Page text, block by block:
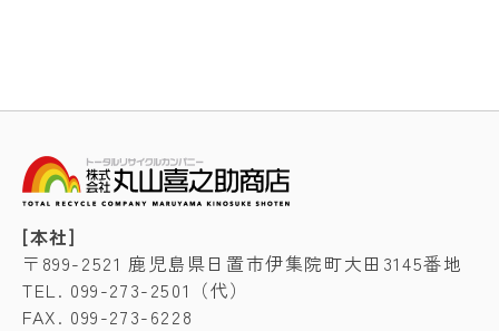
[本社]
〒899-2521 鹿児島県日置市伊集院町大田3145番地
TEL. 099-273-2501（代）
FAX. 099-273-6228